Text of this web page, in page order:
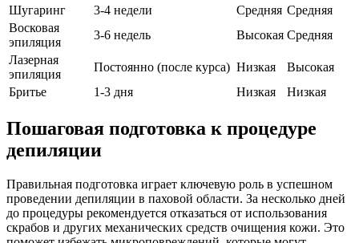
Шугаринг
3-4 недели Средняя Средняя
Восковая
эпиляция
3-6 недель Высокая Средняя
Лазерная
эпиляция
Постоянно (после курса) Низкая
Высокая
Бритье
1-3 дня Низкая Низкая
Пошаговая подготовка к процедуре
депиляции
Правильная подготовка играет ключевую роль в успешном
проведении депиляции в паховой области. За несколько дней
до процедуры рекомендуется отказаться от использования
скрабов и других механических средств очищения кожи. Это